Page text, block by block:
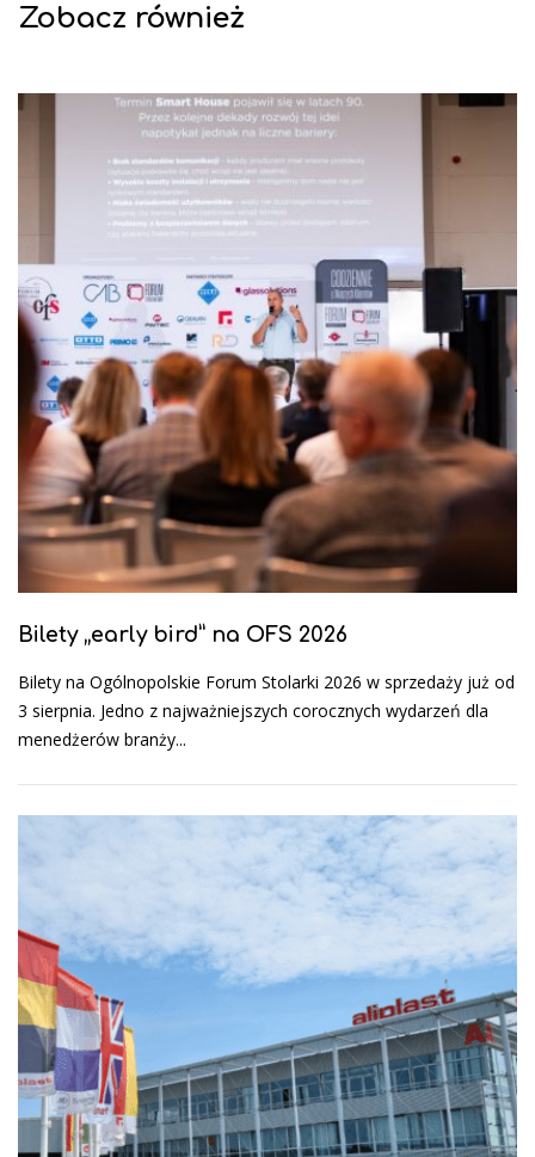
Zobacz również
Bilety „early bird” na OFS 2026
Bilety na Ogólnopolskie Forum Stolarki 2026 w sprzedaży już od
3 sierpnia. Jedno z najważniejszych corocznych wydarzeń dla
menedżerów branży...